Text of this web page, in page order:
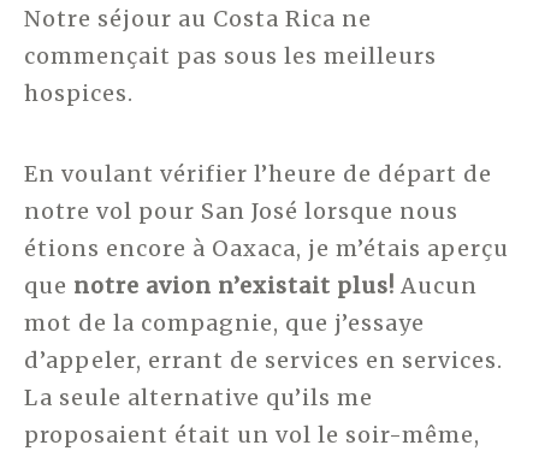
Notre séjour au Costa Rica ne
commençait pas sous les meilleurs
hospices.
En voulant vérifier l’heure de départ de
notre vol pour San José lorsque nous
étions encore à Oaxaca, je m’étais aperçu
que notre avion n’existait plus! Aucun
mot de la compagnie, que j’essaye
d’appeler, errant de services en services.
La seule alternative qu’ils me
proposaient était un vol le soir-même,